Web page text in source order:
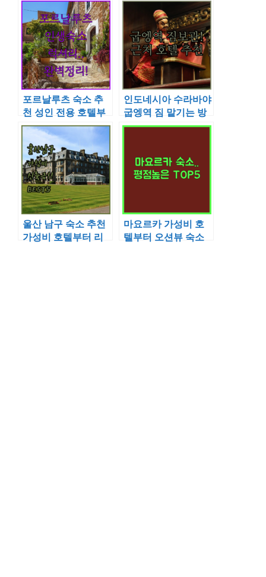
포르날루츠 숙소 추
천 성인 전용 호텔부
터 가족용 럭셔리 빌
라까지 완벽 정리
인도네시아 수라바야
굽엥역 짐 맡기는 방
법과 도보 이동 가능
울산 남구 숙소 추천
가성비 호텔부터 리
마요르카 가성비 호
텔부터 오션뷰 숙소